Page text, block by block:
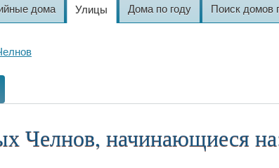
дома Улицы Дома по году Поиск домов
Челнов, начинающиеся